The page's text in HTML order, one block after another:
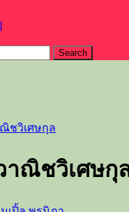
ชวิเศษกุล
าณิชวิเศษกุ